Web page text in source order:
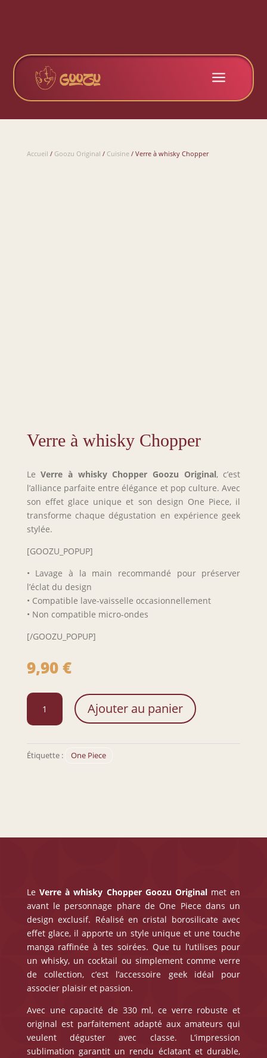
a
Accueil / Goozu Original / Cuisine/ Verre à whisky Chopper
Verre à whisky Chopper
LeVerre à whisky Chopper Goozu Original, c’est
l’alliance parfaite entre élégance et pop culture. Avec
son effet glace unique et son design One Piece, il
transforme chaque dégustation en expérience geek
stylée.
[GOOZU_POPUP]
• Lavage à la main recommandé pour préserver
l’éclat du design
• Compatible lave-vaisselle occasionnellement
• Non compatible micro-ondes
[/GOOZU_POPUP]
9,90€
quantité
Verre
whisky
Ajouter au panier
Étiquette : One Piece
Le Verre à whisky ChopperGoozu Originalmet en
avant le personnage phare de One Piece dans un
design exclusif. Réalisé en cristal borosilicate avec
effet glace, il apporte un style unique et une touche
manga raffinée à tes soirées. Que tu l’utilises pour
un whisky, un cocktail ou simplement comme verre
de collection, c’est l’accessoire geek idéal pour
associer plaisir et passion.
Avec une capacité de 330 ml, ce verre robuste et
original est parfaitement adapté aux amateurs qui
veulent déguster avec classe. L’impression
sublimation garantit un rendu éclatant et durable,